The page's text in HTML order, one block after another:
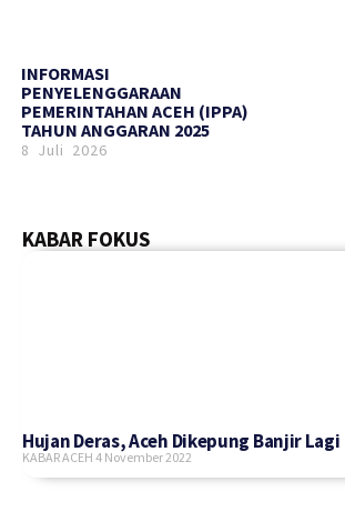
INFORMASI
PENYELENGGARAAN
PEMERINTAHAN ACEH (IPPA)
TAHUN ANGGARAN 2025
8 Juli 2026
KABAR FOKUS
Hujan Deras, Aceh Dikepung Banjir Lagi
KABAR ACEH 4 November 2022